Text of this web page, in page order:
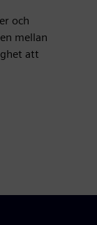
och
mellan
att